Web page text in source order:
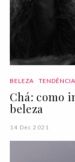
BELEZA
Chá: como
beleza
14 Dec 2021